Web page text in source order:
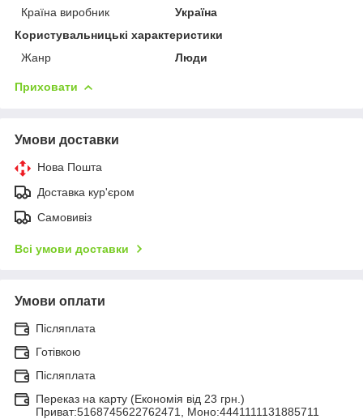
Країна виробник
Україна
Користувальницькі характеристики
Жанр
Люди
Приховати
Умови доставки
Нова Пошта
Доставка кур'єром
Самовивіз
Всі умови доставки
Умови оплати
Післяплата
Готівкою
Післяплата
Переказ на карту (Економія від 23 грн.)
Приват:5168745622762471, Моно:4441111131885711